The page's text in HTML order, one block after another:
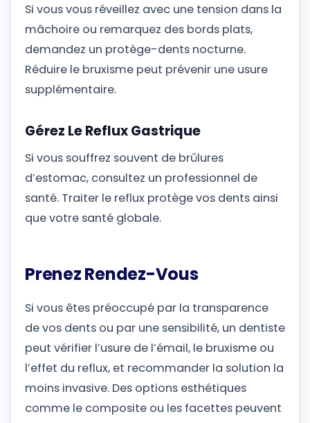
Si vous vous réveillez avec une tension dans la
mâchoire ou remarquez des bords plats,
demandez un protège-dents nocturne.
Réduire le bruxisme peut prévenir une usure
supplémentaire.
Gérez Le Reflux Gastrique
Si vous souffrez souvent de brûlures
d’estomac, consultez un professionnel de
santé. Traiter le reflux protège vos dents ainsi
que votre santé globale.
Prenez Rendez-Vous
Si vous êtes préoccupé par la transparence
de vos dents ou par une sensibilité, un dentiste
peut vérifier l’usure de l’émail, le bruxisme ou
l’effet du reflux, et recommander la solution la
moins invasive. Des options esthétiques
comme le composite ou les facettes peuvent